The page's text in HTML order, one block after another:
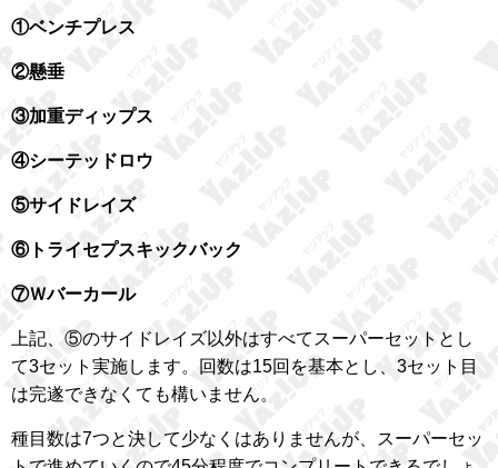
①ベンチプレス
②懸垂
③加重ディップス
④シーテッドロウ
⑤サイドレイズ
⑥トライセプスキックバック
⑦Ｗバーカール
上記、⑤のサイドレイズ以外はすべてスーパーセットとし
て3セット実施します。回数は15回を基本とし、3セット目
は完遂できなくても構いません。
種目数は7つと決して少なくはありませんが、スーパーセッ